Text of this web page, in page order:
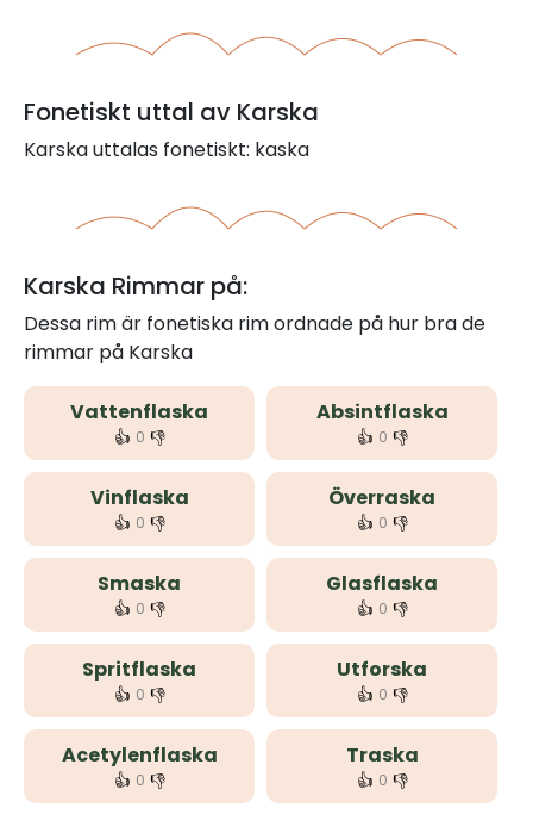
Fonetiskt uttal av Karska
Karska uttalas fonetiskt: kaska
Karska Rimmar på:
Dessa rim är fonetiska rim ordnade på hur bra de
rimmar på Karska
Vattenflaska
👍 0 👎
Absintflaska
👍 0 👎
Vinflaska
👍 0 👎
Överraska
👍 0 👎
Smaska
👍 0 👎
Glasflaska
👍 0 👎
Spritflaska
👍 0 👎
Utforska
👍 0 👎
Acetylenflaska
👍 0 👎
Traska
👍 0 👎